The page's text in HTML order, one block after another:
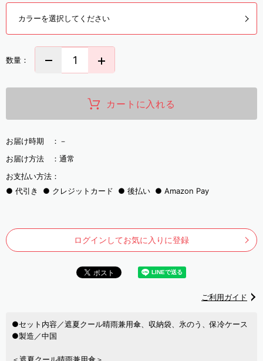
カラーを選択してください
数量：
カートに入れる
お届け時期 ： －
お届け方法 ： 通常
お支払い方法：
代引き
クレジットカード 後払い Amazon Pay
ログインしてお気に入りに登録
ご利用ガイド
●セット内容／遮夏クール晴雨兼用傘、収納袋、氷のう、保冷ケース
●製造／中国